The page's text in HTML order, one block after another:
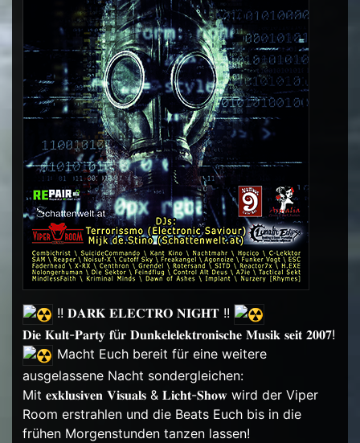
!! 𝐃𝐀𝐑𝐊 𝐄𝐋𝐄𝐂𝐓𝐑𝐎 𝐍𝐈𝐆𝐇𝐓 !!
𝐃𝐢𝐞 𝐊𝐮𝐥𝐭-𝐏𝐚𝐫𝐭𝐲 𝐟ü𝐫 𝐃𝐮𝐧𝐤𝐞𝐥𝐞𝐥𝐞𝐤𝐭𝐫𝐨𝐧𝐢𝐬𝐜𝐡𝐞 𝐌𝐮𝐬𝐢𝐤 𝐬𝐞𝐢𝐭 𝟐𝟎𝟎𝟕!
Macht Euch bereit für eine weitere
ausgelassene Nacht sondergleichen:
Mit 𝐞𝐱𝐤𝐥𝐮𝐬𝐢𝐯𝐞𝐧 𝐕𝐢𝐬𝐮𝐚𝐥𝐬 & 𝐋𝐢𝐜𝐡𝐭-𝐒𝐡𝐨𝐰 wird der Viper
Room erstrahlen und die Beats Euch bis in die
frühen Morgenstunden tanzen lassen!